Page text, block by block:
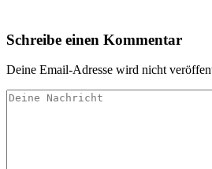
Schreibe einen Kommentar
Deine Email-Adresse wird nicht